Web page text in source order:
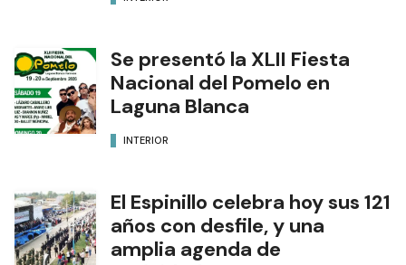
Se presentó la XLII Fiesta
Nacional del Pomelo en
Laguna Blanca
INTERIOR
El Espinillo celebra hoy sus 121
años con desfile, y una
amplia agenda de